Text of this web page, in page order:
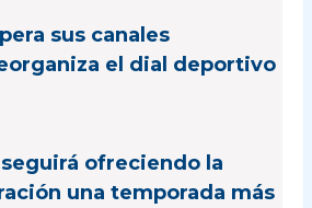
sus canales
el dial deportivo
ofreciendo la
una temporada más